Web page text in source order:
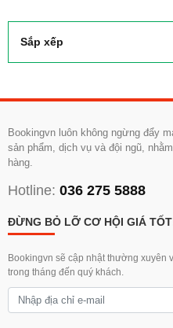
Sắp xếp
Bookingvn luôn không ngừng đẩy
sản phẩm, dịch vụ và đội ngũ,
hàng.
Hotline: 036 275 5888
ĐỪNG BỎ LỠ CƠ HỘI GIÁ
Bookingvn sẽ cập nhật thường xuyên
trong tháng đến quý khách.